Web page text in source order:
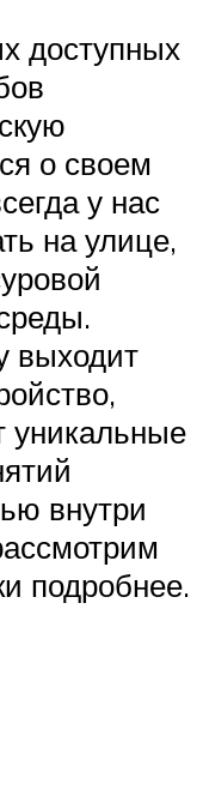
доступных
о своем
у нас
на улице,
выходит
уникальные
внутри
подробнее.